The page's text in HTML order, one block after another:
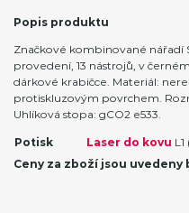
Popis produktu
Značkové kombinované nářadí
provedení, 13 nástrojů, v
dárkové krabičce. Materiál:
protiskluzovým povrchem.
Uhlíková stopa: gCO2 e533.
Potisk Laser do kovu
Ceny za zboží jsou uvedeny